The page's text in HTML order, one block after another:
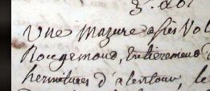
"l'an mil six cent soixante treze le ving
nommé fut présent Messire Claude
vend, purement simplement et
et chavannes conseiller du roy au
que le dit seigneur Baron de la Vellière a